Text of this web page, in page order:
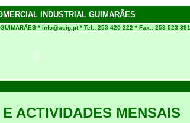
INDUSTRIAL GUIMARÃES
* info@acig.pt* Tel.: 253 420 222 * Fax.: 253 523 391
ACTIVIDADES MENSAIS